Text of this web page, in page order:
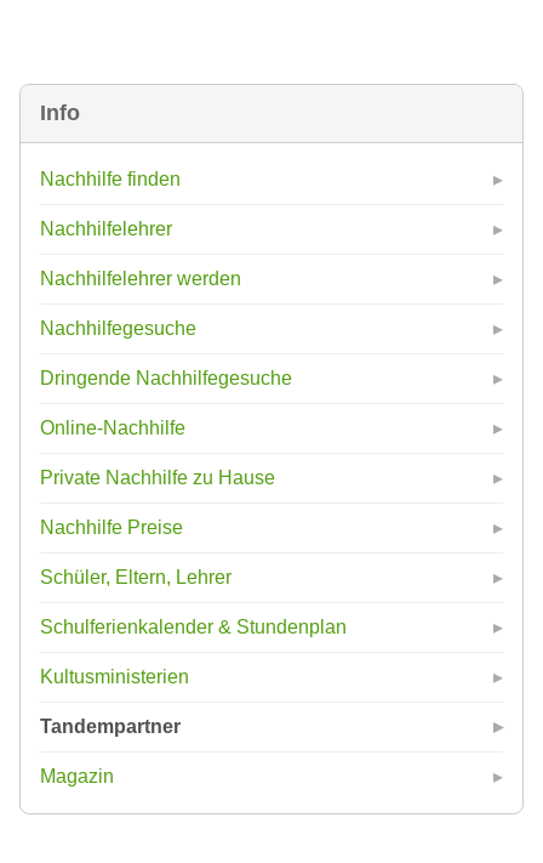
Info
Nachhilfe finden
Nachhilfelehrer
Nachhilfelehrer werden
Nachhilfegesuche
Dringende Nachhilfegesuche
Online-Nachhilfe
Private Nachhilfe zu Hause
Nachhilfe Preise
Schüler, Eltern, Lehrer
Schulferienkalender & Stundenplan
Kultusministerien
Tandempartner
Magazin